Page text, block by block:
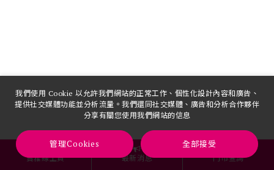
寶雅線上買 最新消息 門市查詢
我們使用 Cookie 以允許我們網站的正常工作、個性化設計內容和廣告、
提供社交媒體功能並分析流量。我們還同社交媒體、廣告和分析合作夥伴
分享有關您使用我們網站的信息
管理Cookies 全部接受